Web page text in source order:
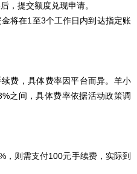
，提交额度兑现申请。
将在1至3个工作日内到达指定账
费，具体费率因平台而异。羊小
之间，具体费率依据活动政策调
，则需支付100元手续费，实际到